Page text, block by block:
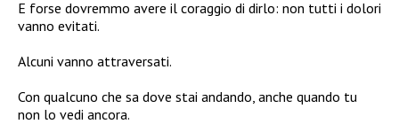
E forse dovremmo avere il coraggio di dirlo: non tutti i dolori
vanno evitati.
Alcuni vanno attraversati.
Con qualcuno che sa dove stai andando, anche quando tu
non lo vedi ancora.